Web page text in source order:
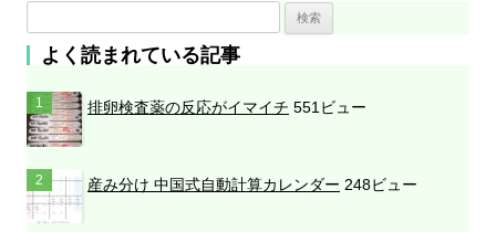
:
よく読まれている記事
排卵検査薬の反応がイマイチ 551ビュー
産み分け 中国式自動計算カレンダー 248ビュー